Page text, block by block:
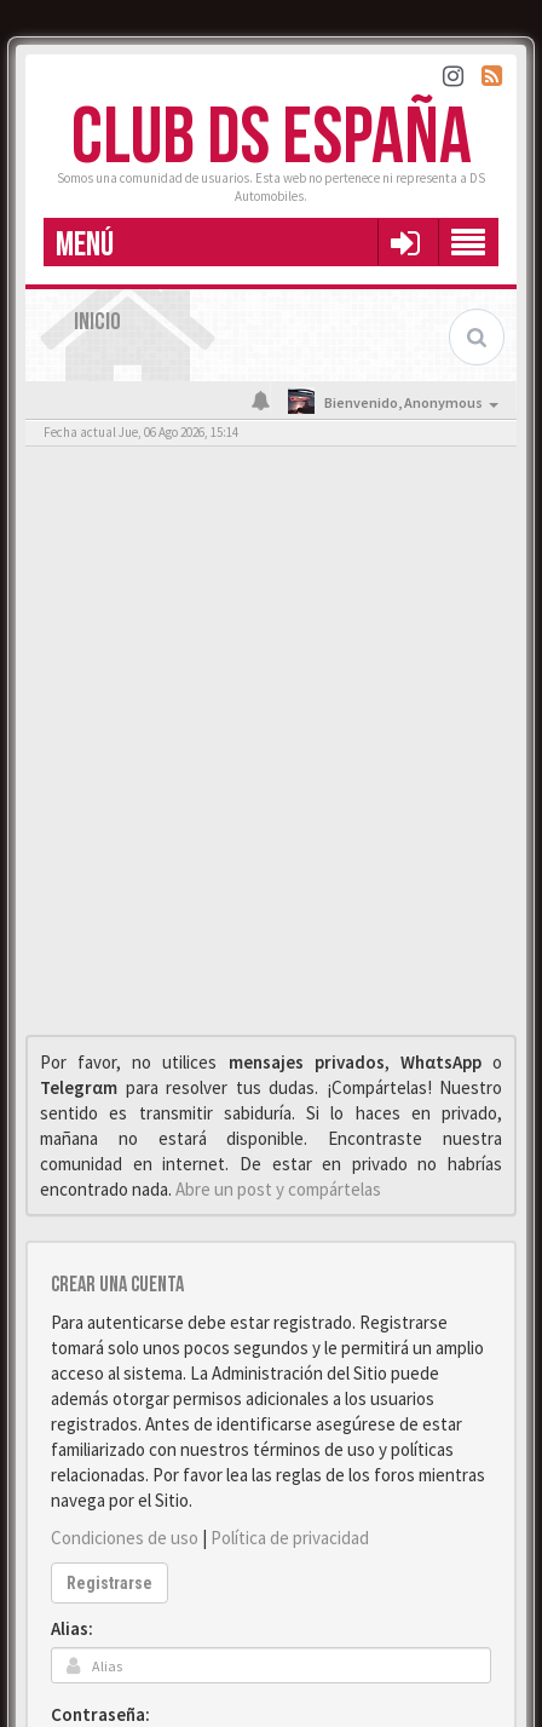
CLUB DS ESPAÑA
Somos una comunidad de usuarios. Esta web no pertenece ni representa a DS
Automobiles.
MENÚ
INICIO
Bienvenido,Anonymous
Fecha actual Jue, 06 Ago 2026, 15:14
Por favor, no utilices mensajes privados, WhαtsAppo
Telegrαm para resolver tus dudas. ¡Compártelas! Nuestro
sentido es transmitir sabiduría. Si lo haces en privado,
mañana no estará disponible. Encontraste nuestra
comunidad en internet. De estar en privado no habrías
encontrado nada. Abre un post y compártelas
Crear una cuenta
Para autenticarse debe estar registrado. Registrarse
tomará solo unos pocos segundos y le permitirá un amplio
acceso al sistema. La Administración del Sitio puede
además otorgar permisos adicionales a los usuarios
registrados. Antes de identificarse asegúrese de estar
familiarizado con nuestros términos de uso y políticas
relacionadas. Por favor lea las reglas de los foros mientras
navega por el Sitio.
Condiciones de uso | Política de privacidad
Registrarse
Alias:
Contraseña: